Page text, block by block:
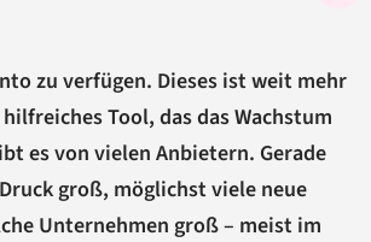
zu verfügen. Dieses ist weit mehr
Tool, das das Wachstum
es von vielen Anbietern. Gerade
groß, möglichst viele neue
Unternehmen groß – meist im